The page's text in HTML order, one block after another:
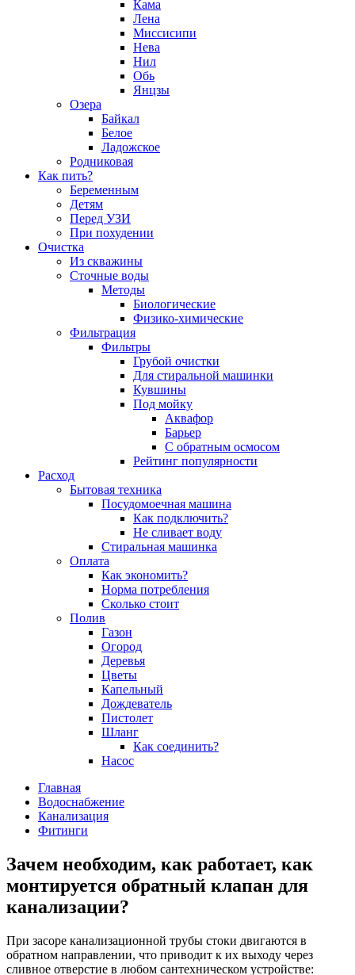
Кама
Лена
Миссисипи
Нева
Нил
Обь
Янцзы
Озера
Байкал
Белое
Ладожское
Родниковая
Как пить?
Беременным
Детям
Перед УЗИ
При похудении
Очистка
Из скважины
Сточные воды
Методы
Биологические
Физико-химические
Фильтрация
Фильтры
Грубой очистки
Для стиральной машинки
Кувшины
Под мойку
Аквафор
Барьер
С обратным осмосом
Рейтинг популярности
Расход
Бытовая техника
Посудомоечная машина
Как подключить?
Не сливает воду
Стиральная машинка
Оплата
Как экономить?
Норма потребления
Сколько стоит
Полив
Газон
Огород
Деревья
Цветы
Капельный
Дождеватель
Пистолет
Шланг
Как соединить?
Насос
Главная
Водоснабжение
Канализация
Фитинги
Зачем необходим, как работает, как
монтируется обратный клапан для
канализации?
При засоре канализационной трубы стоки двигаются в
обратном направлении, что приводит к их выходу через
сливное отверстие в любом сантехническом устройстве: